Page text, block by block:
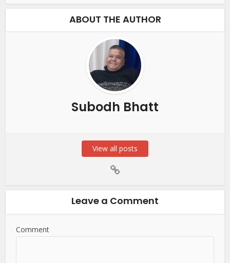
ABOUT THE AUTHOR
Subodh Bhatt
View all posts
Leave a Comment
Comment